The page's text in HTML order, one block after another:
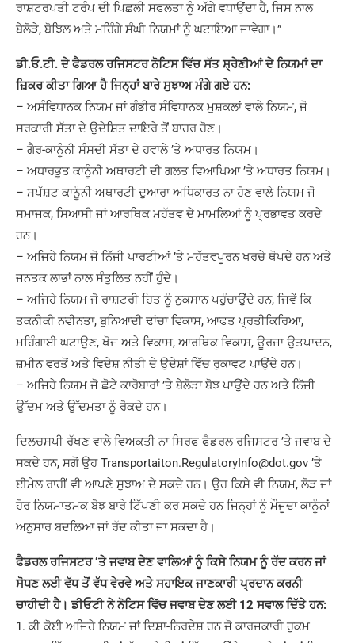
ਰਾਸ਼ਟਰਪਤੀ ਟਰੰਪ ਦੀ ਪਿਛਲੀ ਸਫਲਤਾ ਨੂੰ ਅੱਗੇ ਵਧਾਉਂਦਾ ਹੈ, ਜਿਸ ਨਾਲ
ਬੇਲੋੜੇ, ਬੋਝਿਲ ਅਤੇ ਮਹਿੰਗੇ ਸੰਘੀ ਨਿਯਮਾਂ ਨੂੰ ਘਟਾਇਆ ਜਾਵੇਗਾ।”
ਡੀ.ਓ.ਟੀ. ਦੇ ਫੈਡਰਲ ਰਜਿਸਟਰ ਨੋਟਿਸ ਵਿੱਚ ਸੱਤ ਸ਼੍ਰੇਣੀਆਂ ਦੇ ਨਿਯਮਾਂ ਦਾ
ਜ਼ਿਕਰ ਕੀਤਾ ਗਿਆ ਹੈ ਜਿਨ੍ਹਾਂ ਬਾਰੇ ਸੁਝਾਅ ਮੰਗੇ ਗਏ ਹਨ:
– ਅਸੰਵਿਧਾਨਕ ਨਿਯਮ ਜਾਂ ਗੰਭੀਰ ਸੰਵਿਧਾਨਕ ਮੁਸ਼ਕਲਾਂ ਵਾਲੇ ਨਿਯਮ, ਜੋ
ਸਰਕਾਰੀ ਸੱਤਾ ਦੇ ਉਦੇਸ਼ਿਤ ਦਾਇਰੇ ਤੋਂ ਬਾਹਰ ਹੋਣ।
– ਗੈਰ-ਕਾਨੂੰਨੀ ਸੰਸਦੀ ਸੱਤਾ ਦੇ ਹਵਾਲੇ ’ਤੇ ਅਧਾਰਤ ਨਿਯਮ।
– ਅਧਾਰਭੂਤ ਕਾਨੂੰਨੀ ਅਥਾਰਟੀ ਦੀ ਗਲਤ ਵਿਆਖਿਆ ’ਤੇ ਅਧਾਰਤ ਨਿਯਮ।
– ਸਪੱਸ਼ਟ ਕਾਨੂੰਨੀ ਅਥਾਰਟੀ ਦੁਆਰਾ ਅਧਿਕਾਰਤ ਨਾ ਹੋਣ ਵਾਲੇ ਨਿਯਮ ਜੋ
ਸਮਾਜਕ, ਸਿਆਸੀ ਜਾਂ ਆਰਥਿਕ ਮਹੱਤਵ ਦੇ ਮਾਮਲਿਆਂ ਨੂੰ ਪ੍ਰਭਾਵਤ ਕਰਦੇ
ਹਨ।
– ਅਜਿਹੇ ਨਿਯਮ ਜੋ ਨਿੱਜੀ ਪਾਰਟੀਆਂ ’ਤੇ ਮਹੱਤਵਪੂਰਨ ਖਰਚੇ ਥੋਪਦੇ ਹਨ ਅਤੇ
ਜਨਤਕ ਲਾਭਾਂ ਨਾਲ ਸੰਤੁਲਿਤ ਨਹੀਂ ਹੁੰਦੇ।
– ਅਜਿਹੇ ਨਿਯਮ ਜੋ ਰਾਸ਼ਟਰੀ ਹਿਤ ਨੂੰ ਨੁਕਸਾਨ ਪਹੁੰਚਾਉਂਦੇ ਹਨ, ਜਿਵੇਂ ਕਿ
ਤਕਨੀਕੀ ਨਵੀਨਤਾ, ਬੁਨਿਆਦੀ ਢਾਂਚਾ ਵਿਕਾਸ, ਆਫਤ ਪ੍ਰਤੀਕਿਰਿਆ,
ਮਹਿੰਗਾਈ ਘਟਾਉਣ, ਖੋਜ ਅਤੇ ਵਿਕਾਸ, ਆਰਥਿਕ ਵਿਕਾਸ, ਊਰਜਾ ਉਤਪਾਦਨ,
ਜ਼ਮੀਨ ਵਰਤੋਂ ਅਤੇ ਵਿਦੇਸ਼ ਨੀਤੀ ਦੇ ਉਦੇਸ਼ਾਂ ਵਿੱਚ ਰੁਕਾਵਟ ਪਾਉਂਦੇ ਹਨ।
– ਅਜਿਹੇ ਨਿਯਮ ਜੋ ਛੋਟੇ ਕਾਰੋਬਾਰਾਂ ’ਤੇ ਬੇਲੋੜਾ ਬੋਝ ਪਾਉਂਦੇ ਹਨ ਅਤੇ ਨਿੱਜੀ
ਉੱਦਮ ਅਤੇ ਉੱਦਮਤਾ ਨੂੰ ਰੋਕਦੇ ਹਨ।
ਦਿਲਚਸਪੀ ਰੱਖਣ ਵਾਲੇ ਵਿਅਕਤੀ ਨਾ ਸਿਰਫ ਫੈਡਰਲ ਰਜਿਸਟਰ ’ਤੇ ਜਵਾਬ ਦੇ
ਸਕਦੇ ਹਨ, ਸਗੋਂ ਉਹ Transportaiton.RegulatoryInfo@dot.gov ’ਤੇ
ਈਮੇਲ ਰਾਹੀਂ ਵੀ ਆਪਣੇ ਸੁਝਾਅ ਦੇ ਸਕਦੇ ਹਨ। ਉਹ ਕਿਸੇ ਵੀ ਨਿਯਮ, ਲੋੜ ਜਾਂ
ਹੋਰ ਨਿਯਮਾਤਮਕ ਬੋਝ ਬਾਰੇ ਟਿੱਪਣੀ ਕਰ ਸਕਦੇ ਹਨ ਜਿਨ੍ਹਾਂ ਨੂੰ ਮੌਜੂਦਾ ਕਾਨੂੰਨਾਂ
ਅਨੁਸਾਰ ਬਦਲਿਆ ਜਾਂ ਰੱਦ ਕੀਤਾ ਜਾ ਸਕਦਾ ਹੈ।
ਫੈਡਰਲ ਰਜਿਸਟਰ ‘ਤੇ ਜਵਾਬ ਦੇਣ ਵਾਲਿਆਂ ਨੂੰ ਕਿਸੇ ਨਿਯਮ ਨੂੰ ਰੱਦ ਕਰਨ ਜਾਂ
ਸੋਧਣ ਲਈ ਵੱਧ ਤੋਂ ਵੱਧ ਵੇਰਵੇ ਅਤੇ ਸਹਾਇਕ ਜਾਣਕਾਰੀ ਪ੍ਰਦਾਨ ਕਰਨੀ
ਚਾਹੀਦੀ ਹੈ। ਡੀਓਟੀ ਨੇ ਨੋਟਿਸ ਵਿੱਚ ਜਵਾਬ ਦੇਣ ਲਈ 12 ਸਵਾਲ ਦਿੱਤੇ ਹਨ:
1. ਕੀ ਕੋਈ ਅਜਿਹੇ ਨਿਯਮ ਜਾਂ ਦਿਸ਼ਾ-ਨਿਰਦੇਸ਼ ਹਨ ਜੋ ਕਾਰਜਕਾਰੀ ਹੁਕਮ